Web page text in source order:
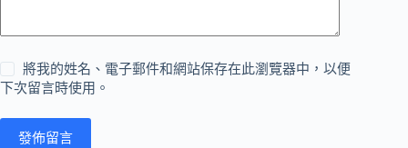
將我的姓名、電子郵件和網站保存在此瀏覽器中，以便
下次留言時使用。
發佈留言